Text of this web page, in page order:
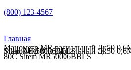
(800) 123-4567
Главная
Манометр MR радиальный Дк50
80C Sitem MR50006BBLS
Манометр MR радиальный Дк50 0,6МПа кл.т.1,6 G1/4 80C Sitem MR50006BBLS